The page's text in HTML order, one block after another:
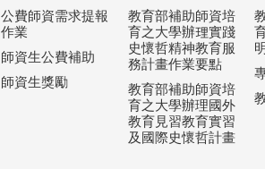
公費師資需求提報
作業
師資生公費補助
師資生獎勵
教育部補助師資培
育之大學辦理實踐
史懷哲精神教育服
務計畫作業要點
教育部補助師資培
育之大學辦理國外
教育見習教育實習
及國際史懷哲計畫
明